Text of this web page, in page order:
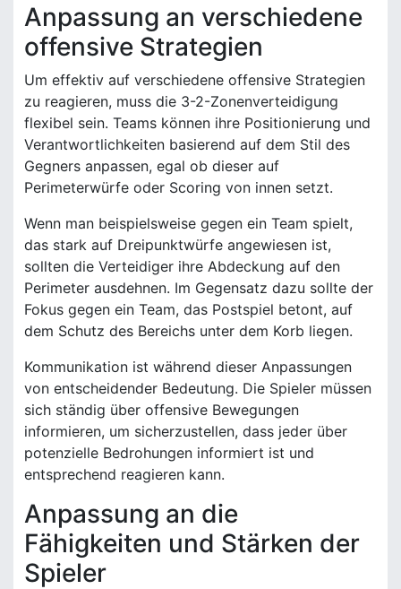
Anpassung an verschiedene
offensive Strategien
Um effektiv auf verschiedene offensive Strategien
zu reagieren, muss die 3-2-Zonenverteidigung
flexibel sein. Teams können ihre Positionierung und
Verantwortlichkeiten basierend auf dem Stil des
Gegners anpassen, egal ob dieser auf
Perimeterwürfe oder Scoring von innen setzt.
Wenn man beispielsweise gegen ein Team spielt,
das stark auf Dreipunktwürfe angewiesen ist,
sollten die Verteidiger ihre Abdeckung auf den
Perimeter ausdehnen. Im Gegensatz dazu sollte der
Fokus gegen ein Team, das Postspiel betont, auf
dem Schutz des Bereichs unter dem Korb liegen.
Kommunikation ist während dieser Anpassungen
von entscheidender Bedeutung. Die Spieler müssen
sich ständig über offensive Bewegungen
informieren, um sicherzustellen, dass jeder über
potenzielle Bedrohungen informiert ist und
entsprechend reagieren kann.
Anpassung an die
Fähigkeiten und Stärken der
Spieler